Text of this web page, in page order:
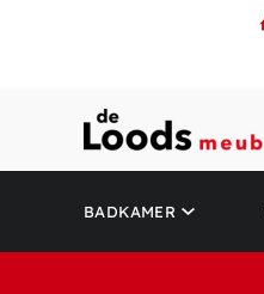
BADKAMER